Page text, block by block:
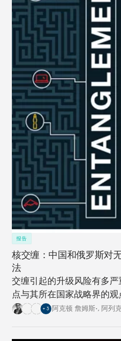
报告
核交缠：中国和俄罗斯对
法
交缠引起的升级风险有多
点与其所在国家战略界的观
+ 3 阿克顿 詹姆斯•, 阿列克